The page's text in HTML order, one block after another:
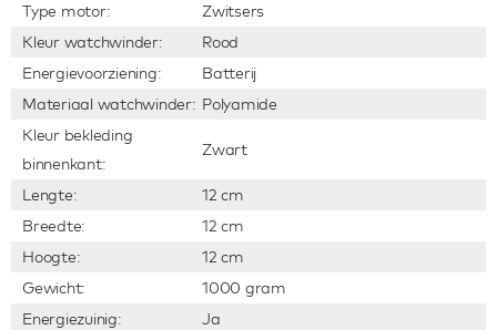
Type motor:
Zwitsers
Kleur watchwinder:
Rood
Energievoorziening:
Batterij
Materiaal watchwinder: Polyamide
Kleur bekleding
binnenkant:
Zwart
Lengte:
12 cm
Breedte:
12 cm
Hoogte:
12 cm
Gewicht:
1000 gram
Energiezuinig:
Ja